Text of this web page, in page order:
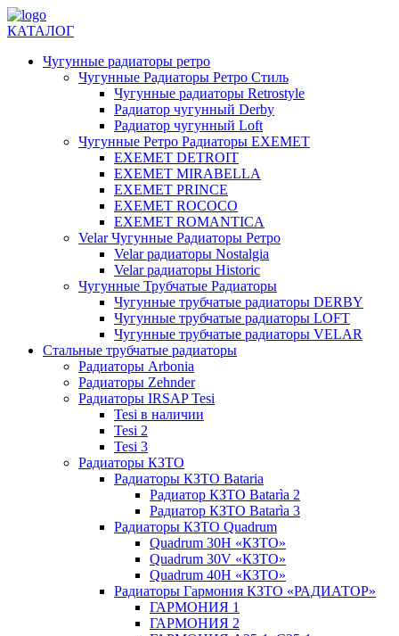
КАТАЛОГ
Чугунные радиаторы ретро
Чугунные Радиаторы Ретро Стиль
Чугунные радиаторы Retrostyle
Радиатор чугунный Derby
Радиатор чугунный Loft
Чугунные Ретро Радиаторы EXEMET
EXEMET DETROIT
EXEMET MIRABELLA
EXEMET PRINCE
EXEMET ROCOCO
EXEMET ROMANTICA
Velar Чугунные Радиаторы Ретро
Velar радиаторы Nostalgia
Velar радиаторы Historic
Чугунные Трубчатые Радиаторы
Чугунные трубчатые радиаторы DERBY
Чугунные трубчатые радиаторы LOFT
Чугунные трубчатые радиаторы VELAR
Стальные трубчатые радиаторы
Радиаторы Arbonia
Радиаторы Zehnder
Радиаторы IRSAP Tesi
Tesi в наличии
Tesi 2
Tesi 3
Радиаторы КЗТО
Радиаторы КЗТО Bataria
Радиатор КЗТО Batarìa 2
Радиатор КЗТО Batarìa 3
Радиаторы КЗТО Quadrum
Quadrum 30H «КЗТО»
Quadrum 30V «КЗТО»
Quadrum 40H «КЗТО»
Радиаторы Гармония КЗТО «РАДИАТОР»
ГАРМОНИЯ 1
ГАРМОНИЯ 2